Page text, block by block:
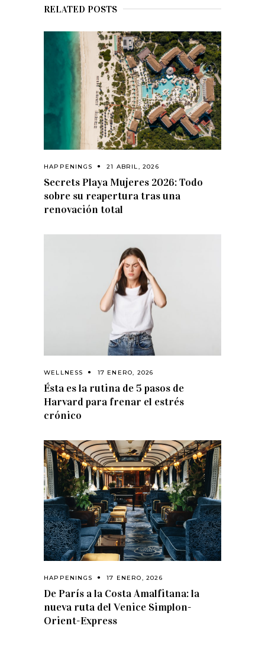
RELATED POSTS
HAPPENINGS 21 ABRIL, 2026
Secrets Playa Mujeres 2026: Todo
sobre su reapertura tras una
renovación total
WELLNESS 17 ENERO, 2026
Ésta es la rutina de 5 pasos de
Harvard para frenar el estrés
crónico
HAPPENINGS 17 ENERO, 2026
De París a la Costa Amalfitana: la
nueva ruta del Venice Simplon-
Orient-Express